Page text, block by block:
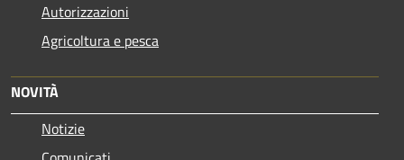
Autorizzazioni
Agricoltura e pesca
NOVITÀ
Notizie